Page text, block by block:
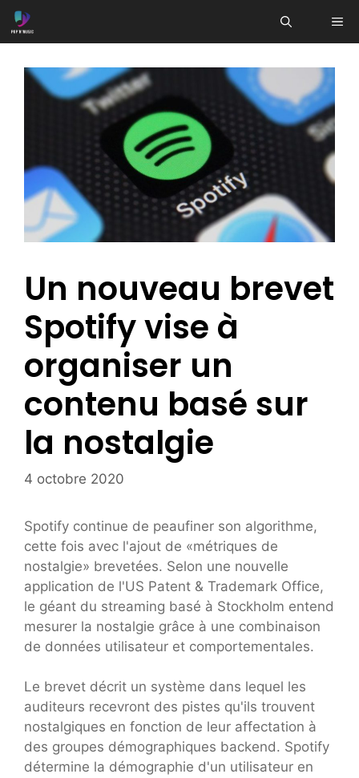
Aller
au
Un nouveau brevet
Spotify vise à
organiser un
contenu basé sur
la nostalgie
4 octobre 2020
Spotify continue de peaufiner son algorithme,
cette fois avec l'ajout de «métriques de
nostalgie» brevetées. Selon une nouvelle
application de l'US Patent & Trademark Office,
le géant du streaming basé à Stockholm entend
mesurer la nostalgie grâce à une combinaison
de données utilisateur et comportementales.
Le brevet décrit un système dans lequel les
auditeurs recevront des pistes qu'ils trouvent
nostalgiques en fonction de leur affectation à
des groupes démographiques backend. Spotify
détermine la démographie d'un utilisateur en